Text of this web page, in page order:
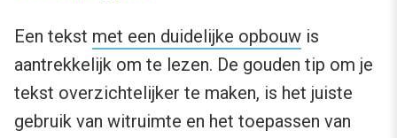
Een tekst met een duidelijke opbouw is
aantrekkelijk om te lezen. De gouden tip om je
tekst overzichtelijker te maken, is het juiste
gebruik van witruimte en het toepassen van